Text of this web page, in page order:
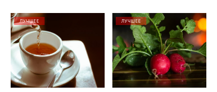
ЛУЧШЕЕ ЛУЧШЕЕ